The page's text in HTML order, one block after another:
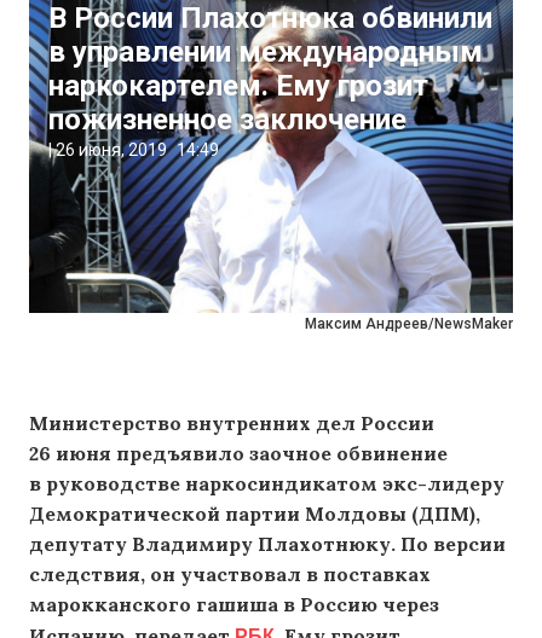
Максим Андреев/NewsMaker
В России Плахотнюка обвинили
в управлении международным
наркокартелем. Ему грозит
пожизненное заключение
|26 июня, 2019 14:49
Министерство внутренних дел России
26 июня предъявило заочное обвинение
в руководстве наркосиндикатом экс-лидеру
Демократической партии Молдовы (ДПМ),
депутату Владимиру Плахотнюку. По версии
следствия, он участвовал в поставках
марокканского гашиша в Россию через